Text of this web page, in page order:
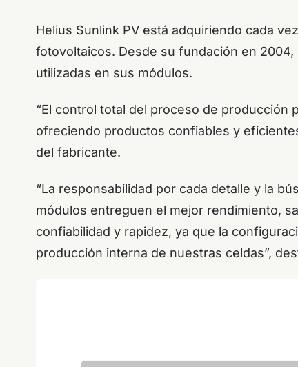
Helius Sunlink PV está adquiriendo cada
fotovoltaicos. Desde su fundación en
utilizadas en sus módulos.
“El control total del proceso de producción
ofreciendo productos confiables y
del fabricante.
“La responsabilidad por cada detalle y la
módulos entreguen el mejor rendimiento,
confiabilidad y rapidez, ya que la
producción interna de nuestras celdas”,